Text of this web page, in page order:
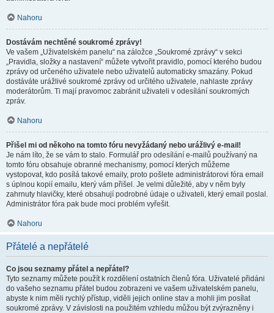
Nahoru
Dostávám nechtěné soukromé zprávy!
Ve vašem „Uživatelském panelu“ na záložce „Soukromé zprávy“ v sekci
„Pravidla, složky a nastavení“ můžete vytvořit pravidlo, pomocí kterého budou
zprávy od určeného uživatele nebo uživatelů automaticky smazány. Pokud
dostáváte urážlivé soukromé zprávy od určitého uživatele, nahlaste zprávy
moderátorům. Ti mají pravomoc zabránit uživateli v odesílání soukromých
zpráv.
Nahoru
Přišel mi od někoho na tomto fóru nevyžádaný nebo urážlivý e-mail!
Je nám líto, že se vám to stalo. Formulář pro odesílání e-mailů používaný na
tomto fóru obsahuje obranné mechanismy, pomocí kterých můžeme
vystopovat, kdo posílá takové emaily, proto pošlete administrátorovi fóra email
s úplnou kopií emailu, který vám přišel. Je velmi důležité, aby v něm byly
zahrnuty hlavičky, které obsahují podrobné údaje o uživateli, který email poslal.
Administrátor fóra pak bude moci problém vyřešit.
Nahoru
Přátelé a nepřátelé
Co jsou seznamy přátel a nepřátel?
Tyto seznamy můžete použít k rozdělení ostatních členů fóra. Uživatelé přidáni
do vašeho seznamu přátel budou zobrazeni ve vašem uživatelském panelu,
abyste k nim měli rychlý přístup, viděli jejich online stav a mohli jim posílat
soukromé zprávy. V závislosti na použitém vzhledu můžou být zvýrazněny i